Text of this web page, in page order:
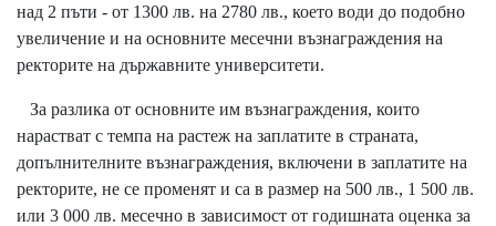
над 2 пъти - от 1300 лв. на 2780 лв., което води до подобно
увеличение и на основните месечни възнаграждения на
ректорите на държавните университети.
За разлика от основните им възнаграждения, които
нарастват с темпа на растеж на заплатите в страната,
допълнителните възнаграждения, включени в заплатите на
ректорите, не се променят и са в размер на 500 лв., 1 500 лв.
или 3 000 лв. месечно в зависимост от годишната оценка за